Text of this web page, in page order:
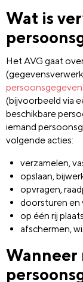
Wat is
Het AVG gaat
(bijvoorbeeld via
beschikbare
iemand
volgende acties:
verzamelen,
opslaan,
opvragen,
doorsturen en
op één rij
afschermen,
Wanneer